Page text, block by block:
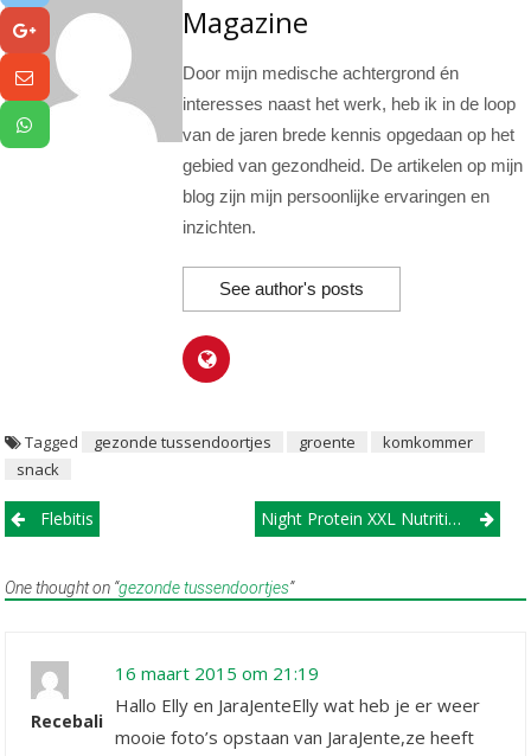
Magazine
Door mijn medische achtergrond én
interesses naast het werk, heb ik in de loop
van de jaren brede kennis opgedaan op het
gebied van gezondheid. De artikelen op mijn
blog zijn mijn persoonlijke ervaringen en
inzichten.
See author's posts
Tagged gezonde tussendoortjes groente
komkommer
snack
PostFlebitis Night Protein XXL Nutrition Review
One thought on “gezonde tussendoortjes”
Recebali
16 maart 2015 om 21:19
Hallo Elly en JaraJenteElly wat heb je er weer
mooie foto’s opstaan van JaraJente,ze heeft